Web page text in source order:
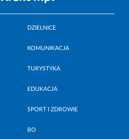
DZIELNICE
KOMUNIKACJA
TURYSTYKA
EDUKACJA
SPORT I ZDROWIE
BO